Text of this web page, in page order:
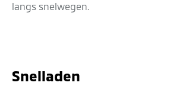
langs snelwegen.
Snelladen